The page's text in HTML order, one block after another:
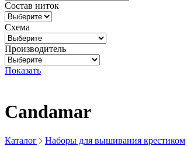
Состав ниток
Схема
Производитель
Показать
Candamar
Каталог Наборы для вышивания крестиком